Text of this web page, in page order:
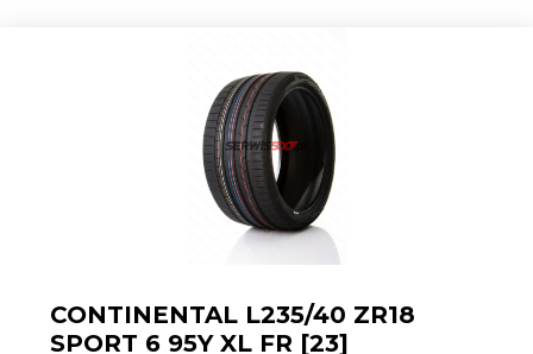
CONTINENTAL L235/40 ZR18
SPORT 6 95Y XL FR [23]